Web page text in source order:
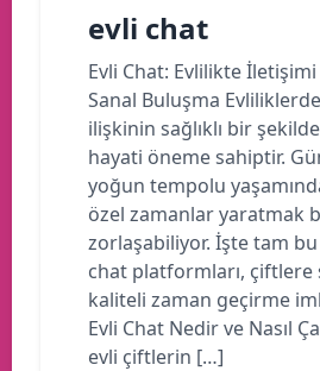
evli chat
Evli Chat: Evlilikte
Sanal Buluşma
ilişkinin sağlıklı bir
hayati öneme sahiptir.
yoğun tempolu
özel zamanlar yaratmak
zorlaşabiliyor. İşte tam
chat platformları, çiftlere
kaliteli zaman geçirme
Evli Chat Nedir ve Nasıl
evli çiftlerin […]